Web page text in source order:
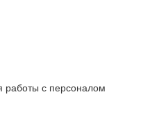
работы с персоналом